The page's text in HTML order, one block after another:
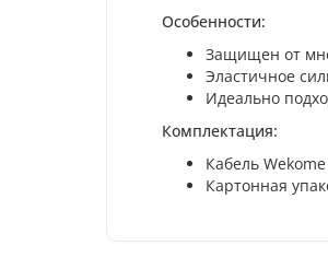
Особенности:
Защищен от
Эластичное
Идеально
Комплектация:
Кабель
Картонная